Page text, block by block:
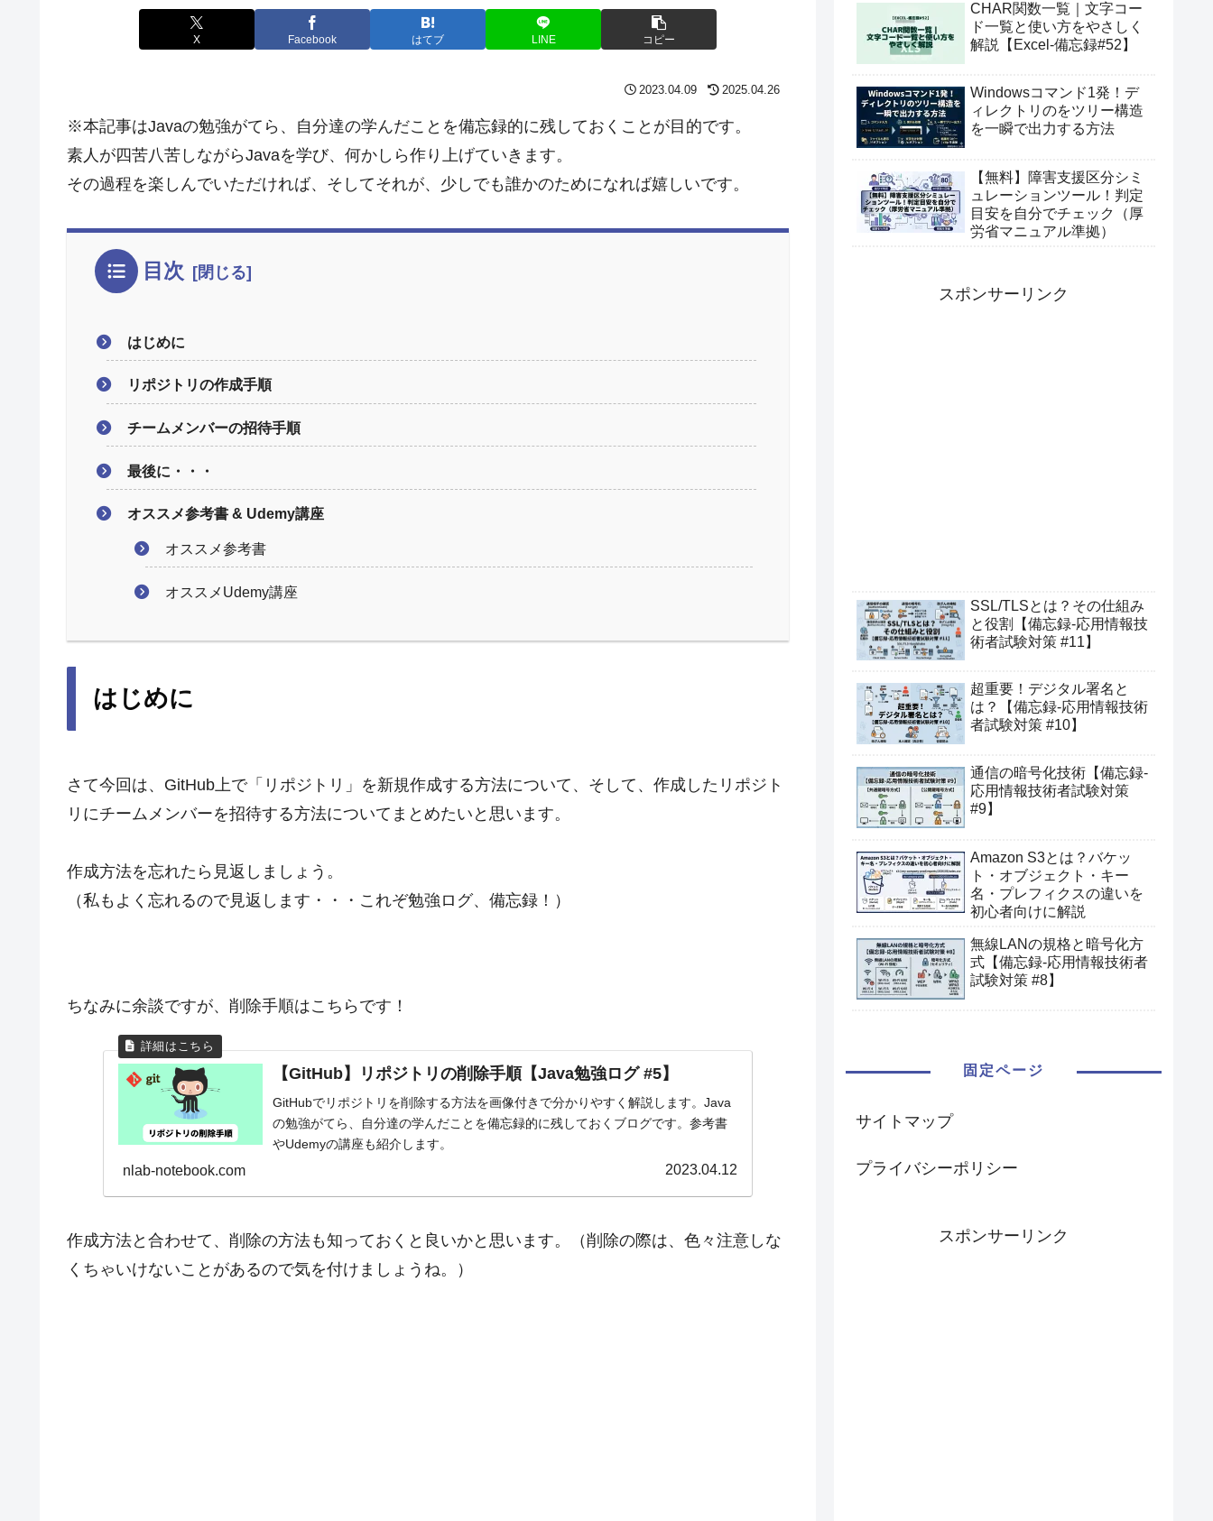
X Facebook はてブ LINE コピー
2023.04.09 2025.04.26
※本記事はJavaの勉強がてら、自分達の学んだことを備忘録的に残しておくことが目的です。
素人が四苦八苦しながらJavaを学び、何かしら作り上げていきます。
その過程を楽しんでいただければ、そしてそれが、少しでも誰かのためになれば嬉しいです。
目次
はじめに
リポジトリの作成手順
チームメンバーの招待手順
最後に・・・
オススメ参考書 & Udemy講座
オススメ参考書
オススメUdemy講座
はじめに
さて今回は、GitHub上で「リポジトリ」を新規作成する方法について、そして、作成したリポジト
リにチームメンバーを招待する方法についてまとめたいと思います。
作成方法を忘れたら見返しましょう。
（私もよく忘れるので見返します・・・これぞ勉強ログ、備忘録！）
ちなみに余談ですが、削除手順はこちらです！
【GitHub】リポジトリの削除手順【Java勉強ログ #5】
GitHubでリポジトリを削除する方法を画像付きで分かりやすく解説します。Java
の勉強がてら、自分達の学んだことを備忘録的に残しておくブログです。参考書
やUdemyの講座も紹介します。
nlab-notebook.com 2023.04.12
作成方法と合わせて、削除の方法も知っておくと良いかと思います。（削除の際は、色々注意しな
くちゃいけないことがあるので気を付けましょうね。）
CHAR関数一覧｜文字コー
ド一覧と使い方をやさしく
解説【Excel-備忘録#52】
Windowsコマンド1発！デ
ィレクトリのをツリー構造
を一瞬で出力する方法
【無料】障害支援区分シミ
ュレーションツール！判定
目安を自分でチェック（厚
労省マニュアル準拠）
スポンサーリンク
SSL/TLSとは？その仕組み
と役割【備忘録-応用情報技
術者試験対策 #11】
超重要！デジタル署名と
は？【備忘録-応用情報技術
者試験対策 #10】
通信の暗号化技術【備忘録-
応用情報技術者試験対策
#9】
Amazon S3とは？バケッ
ト・オブジェクト・キー
名・プレフィクスの違いを
初心者向けに解説
無線LANの規格と暗号化方
式【備忘録-応用情報技術者
試験対策 #8】
固定ページ
サイトマップ
プライバシーポリシー
スポンサーリンク